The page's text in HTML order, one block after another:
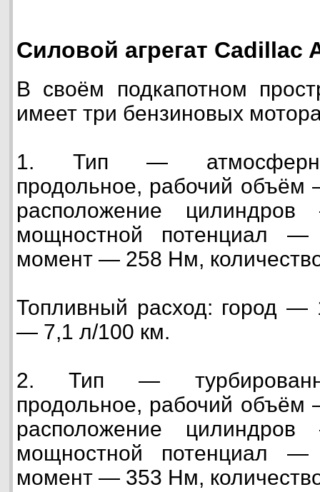
Силовой агрегат Cadillac
В своём подкапотном
имеет три бензиновых
1. Тип —
продольное, рабочий объём
расположение
мощностной потенциал
момент — 258 Нм,
Топливный расход: город —
— 7,1 л/100 км.
2. Тип —
продольное, рабочий объём
расположение
мощностной потенциал
момент — 353 Нм,